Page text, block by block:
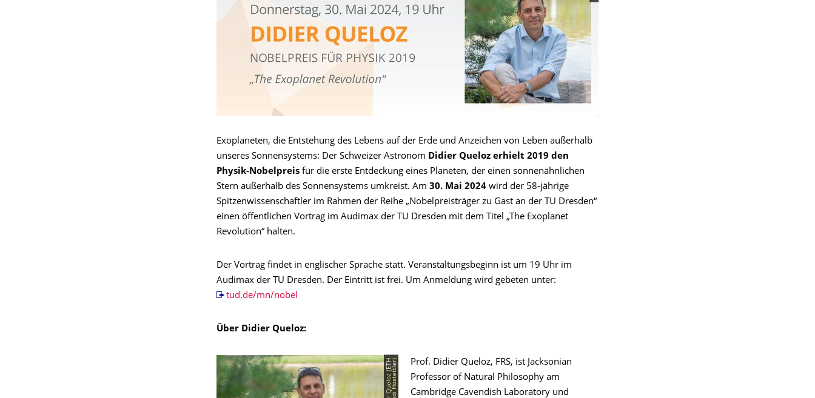
Exoplaneten, die Entstehung des Lebens auf der Erde und Anzeichen von Leben außerhalb
unseres Sonnensystems: Der Schweizer Astronom Didier Queloz erhielt 2019 den
Physik-Nobelpreis für die erste Entdeckung eines Planeten, der einen sonnenähnlichen
Stern außerhalb des Sonnensystems umkreist. Am 30. Mai 2024 wird der 58-jährige
Spitzenwissenschaftler im Rahmen der Reihe „Nobelpreisträger zu Gast an der TU Dresden“
einen öffentlichen Vortrag im Audimax der TU Dresden mit dem Titel „The Exoplanet
Revolution“ halten.
Der Vortrag findet in englischer Sprache statt. Veranstaltungsbeginn ist um 19 Uhr im
Audimax der TU Dresden. Der Eintritt ist frei. Um Anmeldung wird gebeten unter:
tud.de/mn/nobel
Über Didier Queloz:
Prof. Didier Queloz, FRS, ist Jacksonian
Professor of Natural Philosophy am
Cambridge Cavendish Laboratory und